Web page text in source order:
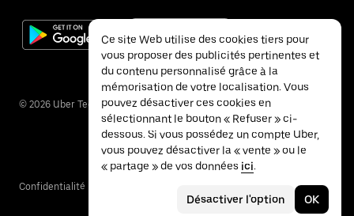
© 2026 Uber Technologies Inc.
Confidentialité
Ce site Web utilise des cookies tiers pour
vous proposer des publicités pertinentes et
du contenu personnalisé grâce à la
mémorisation de votre localisation. Vous
pouvez désactiver ces cookies en
sélectionnant le bouton « Refuser » ci-
dessous. Si vous possédez un compte Uber,
vous pouvez désactiver la « vente » ou le
« partage » de vos données ici.
Désactiver l'option OK